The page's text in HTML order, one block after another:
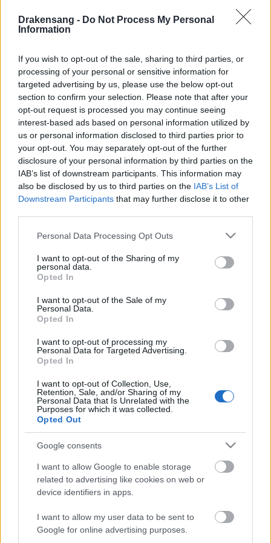
Drakensang - Do Not Process My Personal
Information
If you wish to opt-out of the sale, sharing to third parties, or
processing of your personal or sensitive information for
targeted advertising by us, please use the below opt-out
section to confirm your selection. Please note that after your
opt-out request is processed you may continue seeing
interest-based ads based on personal information utilized by
us or personal information disclosed to third parties prior to
your opt-out. You may separately opt-out of the further
disclosure of your personal information by third parties on the
IAB’s list of downstream participants. This information may
also be disclosed by us to third parties on the IAB’s List of
Downstream Participants that may further disclose it to other
Please note that this website/app uses one or more Google
not limited to your visit or usage behaviour. You may click to
grant or deny consent to Google and its third-party tags to
use your data for below specified purposes in below Google
consent section.
Personal Data Processing Opt Outs
I want to opt-out of the Sharing of my
personal data.
Opted In
I want to opt-out of the Sale of my
Personal Data.
Opted In
I want to opt-out of processing my
Personal Data for Targeted Advertising.
Opted In
I want to opt-out of Collection, Use,
Retention, Sale, and/or Sharing of my
Personal Data that Is Unrelated with the
Purposes for which it was collected.
Opted Out
Google consents
I want to allow Google to enable storage
related to advertising like cookies on web or
device identifiers in apps.
I want to allow my user data to be sent to
Google for online advertising purposes.
sviluppo sia immediatamente visibile dall’esterno, il
team ha continuato a lavorare dietro le quinte per
periodo.
Per rendere l’attesa più piacevole, proporremo anche
offerte a tempo limitato prima del rilascio:
Gnob Offer – Pet Arachna: 12.05.2026 –
13.05.2026
Gnob Offer – Easter: 13.05.2026 – 14.05.2026
Gnob Offer – New Moon: 14.05.2026 –
Gnob Offer – Sargon: 15.05.2026 – 16.05.2026
Gnob Offer – Pet Heredur: 17.05.2026 –
18.05.2026
Gnob Offer – Pet Bearach: 18.05.2026 –
19.05.2026
Gnob Offer – Pet Nefertari: 19.05.2026 –
20.05.2026
Saldi Costumi – Brave Fighters: 21.05.2026 –
22.05.2026
Inoltre, il team sta preparando un nuovo sondaggio
Questo sondaggio ci aiuterà a comprendere meglio
quali contenuti, miglioramenti e funzionalità la
community desidera maggiormente vedere in
Drakensang Online. Il vostro feedback contribuirà